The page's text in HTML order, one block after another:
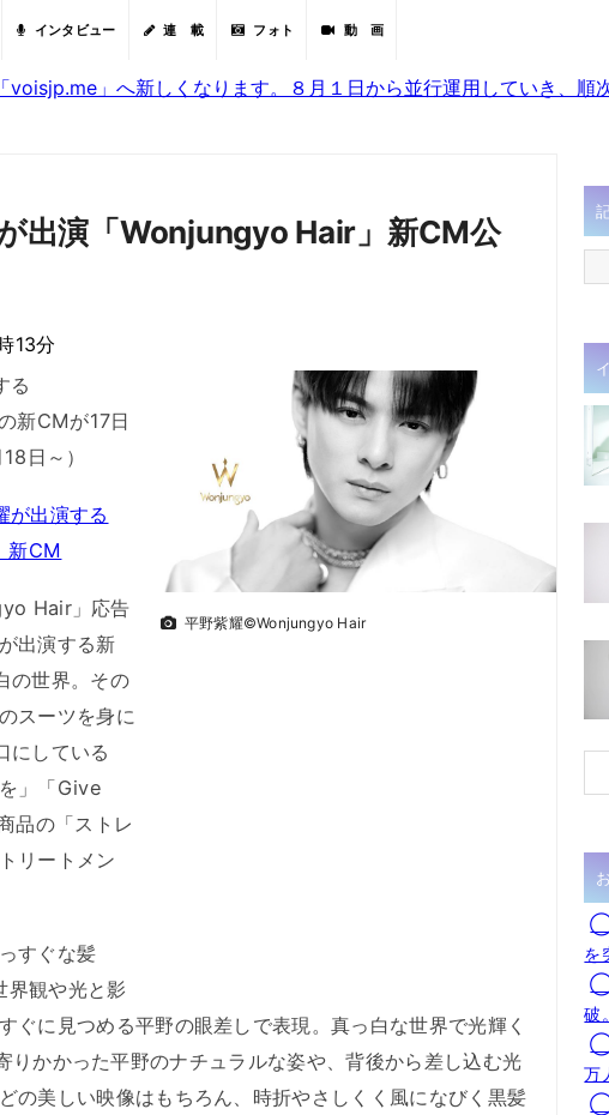
インタビュー 連 載 フォト 動 画
voisjp.me」へ新しくなります。８月１日から並行運用していき、順
出演「Wonjungyo Hair」新CM公
13分
平野紫耀©Wonjungyo Hair
る
新CMが17日
日～）
が出演する
新CM
Hair」応告
出演する新
の世界。その
スーツを身に
にしている
」「Give
品の「ストレ
リートメン
すぐな髪
界観や光と影
ぐに見つめる平野の眼差しで表現。真っ白な世界で光輝く
りかかった平野のナチュラルな姿や、背後から差し込む光
の美しい映像はもちろん、時折やさしくく風になびく黒髪
を
破。
万